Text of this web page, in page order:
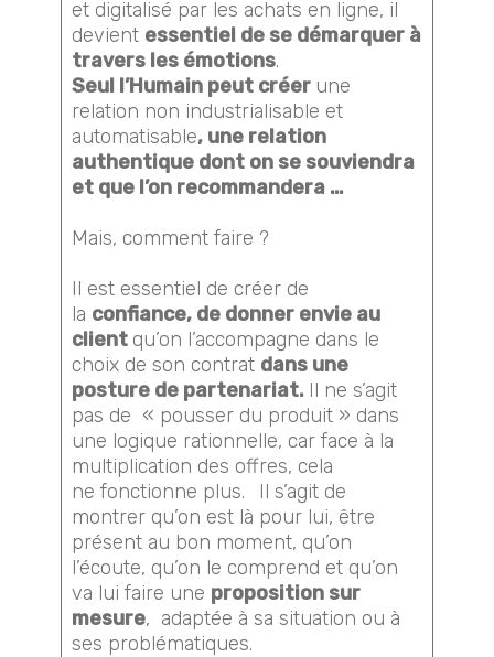
et digitalisé par les achats en ligne, il
devient essentiel de se démarquer à
travers les émotions.
Seul l’Humain peut créer une
relation non industrialisable et
automatisable, une relation
authentique dont on se souviendra
et que l’on recommandera …
Mais, comment faire ?
Il est essentiel de créer de
la confiance, de donner envie au
client qu’on l’accompagne dans le
choix de son contrat dans une
posture de partenariat. Il ne s’agit
pas de « pousser du produit » dans
une logique rationnelle, car face à la
multiplication des offres, cela
ne fonctionne plus.
Il s’agit de
montrer qu’on est là pour lui, être
présent au bon moment, qu’on
l’écoute, qu’on le comprend et qu’on
va lui faire une proposition sur
mesure, adaptée à sa situation ou à
ses problématiques.